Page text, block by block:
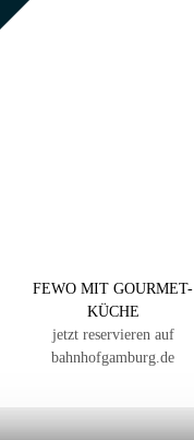
FEWO MIT GOURMET-
KÜCHE
jetzt reservieren auf
bahnhofgamburg.de